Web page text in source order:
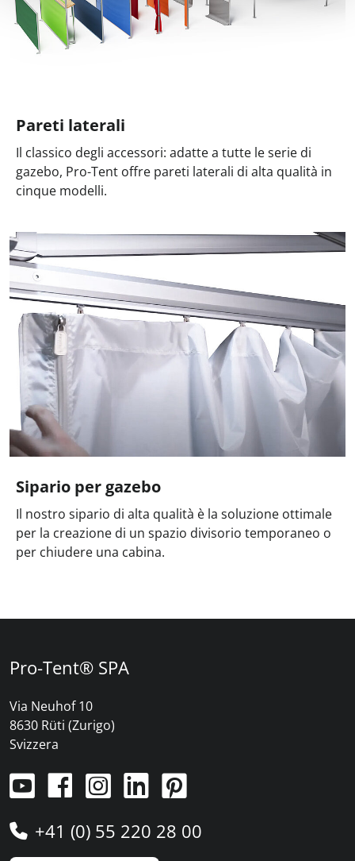
Pareti laterali
Il classico degli accessori: adatte a tutte le serie di
gazebo, Pro-Tent offre pareti laterali di alta qualità in
cinque modelli.
Sipario per gazebo
Il nostro sipario di alta qualità è la soluzione ottimale
per la creazione di un spazio divisorio temporaneo o
per chiudere una cabina.
Pro-Tent® SPA
Via Neuhof 10
8630 Rüti (Zurigo)
Svizzera
+41 (0) 55 220 28 00